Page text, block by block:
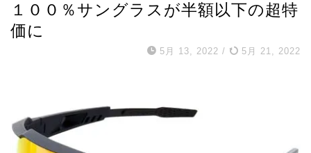
１００％サングラスが半額以下の超特
価に
5月 13, 2022 / 5月 21, 2022